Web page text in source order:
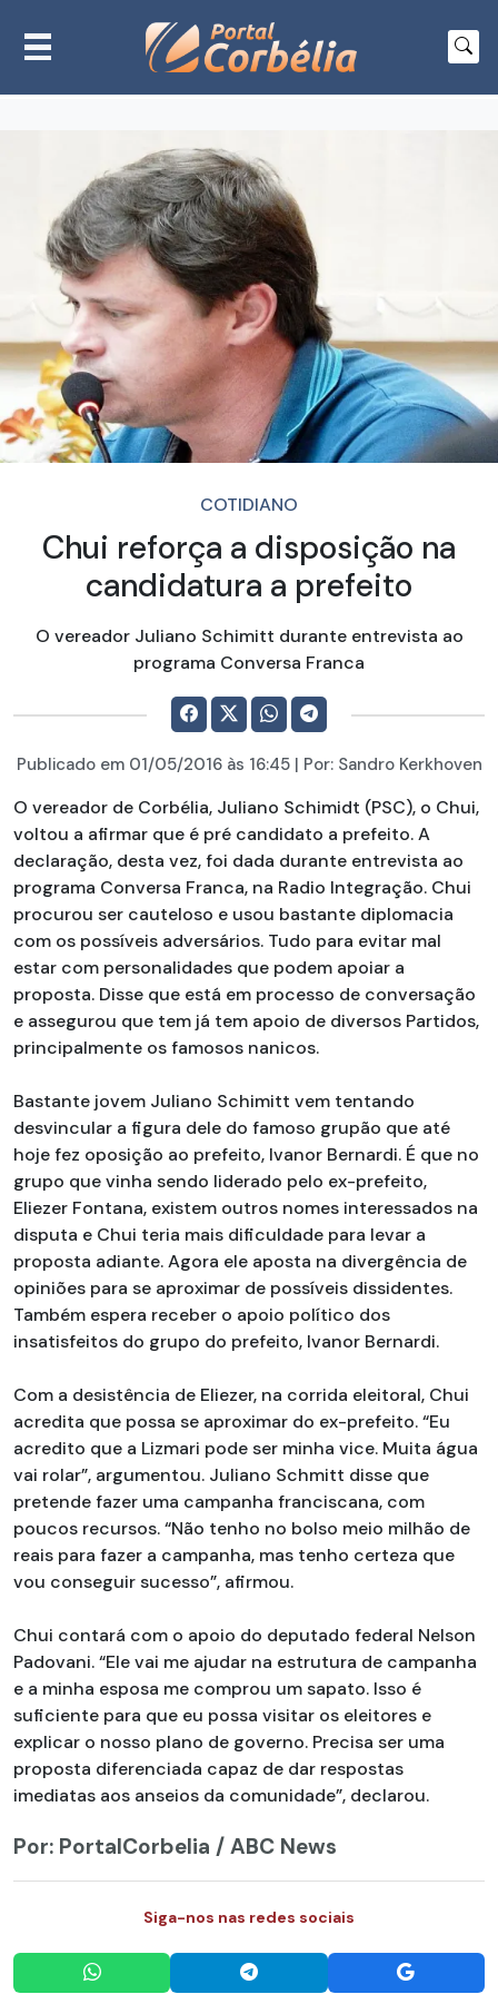
COTIDIANO
Chui reforça a disposição na
candidatura a prefeito
O vereador Juliano Schimitt durante entrevista ao
programa Conversa Franca
Publicado em 01/05/2016às 16:45 | Por: Sandro Kerkhoven
O vereador de Corbélia, Juliano Schimidt (PSC), o Chui,
voltou a afirmar que é pré candidato a prefeito. A
declaração, desta vez, foi dada durante entrevista ao
programa Conversa Franca, na Radio Integração. Chui
procurou ser cauteloso e usou bastante diplomacia
com os possíveis adversários. Tudo para evitar mal
estar com personalidades que podem apoiar a
proposta. Disse que está em processo de conversação
e assegurou que tem já tem apoio de diversos Partidos,
principalmente os famosos nanicos.
Bastante jovem Juliano Schimitt vem tentando
desvincular a figura dele do famoso grupão que até
hoje fez oposição ao prefeito, Ivanor Bernardi. É que no
grupo que vinha sendo liderado pelo ex-prefeito,
Eliezer Fontana, existem outros nomes interessados na
disputa e Chui teria mais dificuldade para levar a
proposta adiante. Agora ele aposta na divergência de
opiniões para se aproximar de possíveis dissidentes.
Também espera receber o apoio político dos
insatisfeitos do grupo do prefeito, Ivanor Bernardi.
Com a desistência de Eliezer, na corrida eleitoral, Chui
acredita que possa se aproximar do ex-prefeito. “Eu
acredito que a Lizmari pode ser minha vice. Muita água
vai rolar”, argumentou. Juliano Schmitt disse que
pretende fazer uma campanha franciscana, com
poucos recursos. “Não tenho no bolso meio milhão de
reais para fazer a campanha, mas tenho certeza que
vou conseguir sucesso”, afirmou.
Chui contará com o apoio do deputado federal Nelson
Padovani. “Ele vai me ajudar na estrutura de campanha
e a minha esposa me comprou um sapato. Isso é
suficiente para que eu possa visitar os eleitores e
explicar o nosso plano de governo. Precisa ser uma
proposta diferenciada capaz de dar respostas
imediatas aos anseios da comunidade”, declarou.
Por: PortalCorbelia / ABC News
Siga-nos nas redes sociais